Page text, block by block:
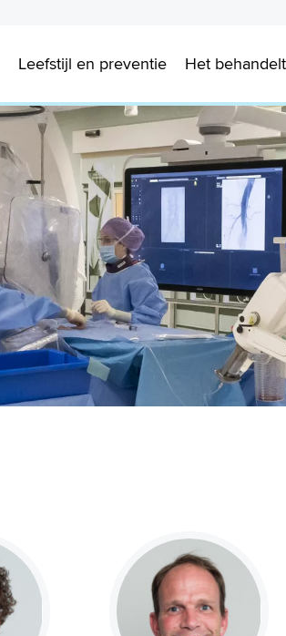
Leefstijl en preventie Het